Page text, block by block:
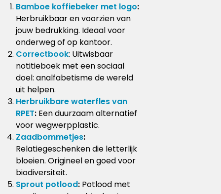
Bamboe koffiebeker met logo:
Herbruikbaar en voorzien van
jouw bedrukking. Ideaal voor
onderweg of op kantoor.
Correctbook: Uitwisbaar
notitieboek met een sociaal
doel: analfabetisme de wereld
uit helpen.
Herbruikbare waterfles van
RPET:Een duurzaam alternatief
voor wegwerpplastic.
Zaadbommetjes:
Relatiegeschenken die letterlijk
bloeien. Origineel en goed voor
biodiversiteit.
Sprout potlood:Potlood met